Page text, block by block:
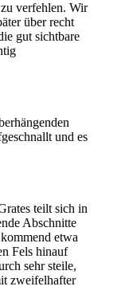
verfehlen. Wir
über recht
gut sichtbare
und es
teilt sich in
Abschnitte
etwa
Fels hinauf
sehr steile,
zweifelhafter